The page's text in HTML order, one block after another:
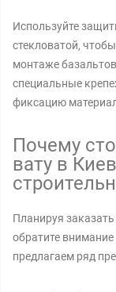
Используйте
стекловатой,
монтаже
специальные
фиксацию
Почему
вату в
Планируя
обратите
предлагаем ряд